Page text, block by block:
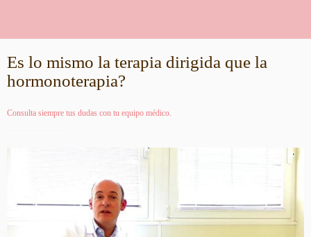
Es lo mismo la terapia dirigida que la
hormonoterapia?
Consulta siempre tus dudas con tu equipo médico.